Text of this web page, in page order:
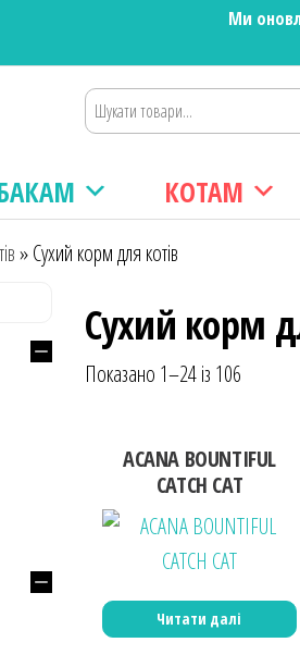
Ми
Зоотовари
ПЕТХАТА
іграшки,
КОТАМ
»Сухий корм для котів
Сухий корм
Показано 1–24 із 106
ACANA BOUNTIFUL
CATCH CAT
Читати далі